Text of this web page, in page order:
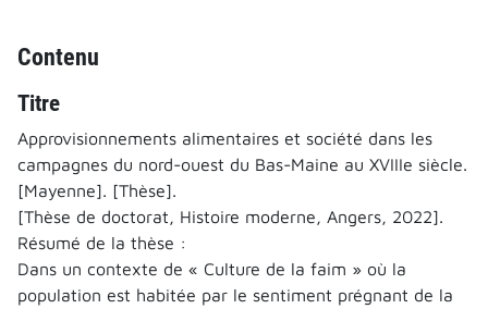
Contenu
Titre
Approvisionnements alimentaires et société dans les
campagnes du nord-ouest du Bas-Maine au XVIIIe siècle.
[Mayenne]. [Thèse].
[Thèse de doctorat, Histoire moderne, Angers, 2022].
Résumé de la thèse :
Dans un contexte de « Culture de la faim » où la
population est habitée par le sentiment prégnant de la